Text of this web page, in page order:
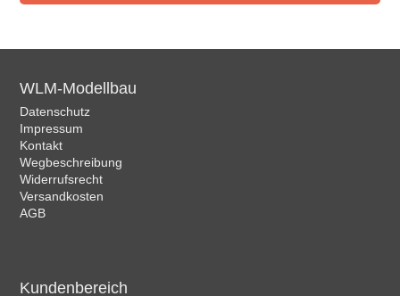
WLM-Modellbau
Datenschutz
Impressum
Kontakt
Wegbeschreibung
Widerrufsrecht
Versandkosten
AGB
Kundenbereich